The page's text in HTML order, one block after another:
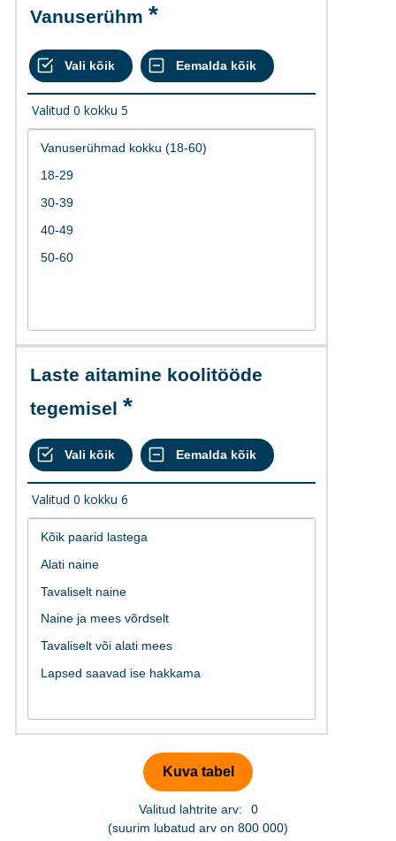
Vanuserühm
Valitud 0 kokku 5
Laste aitamine koolitööde
tegemisel
Valitud 0 kokku 6
Valitud lahtrite arv:
0
(suurim lubatud arv on 800 000)